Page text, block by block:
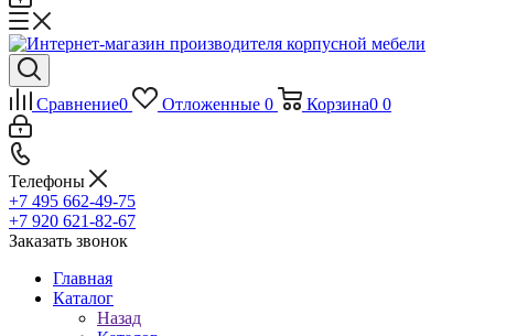
Сравнение0 Отложенные 0 Корзина0 0
Телефоны
+7 495 662-49-75
+7 920 621-82-67
Заказать звонок
Главная
Каталог
Назад